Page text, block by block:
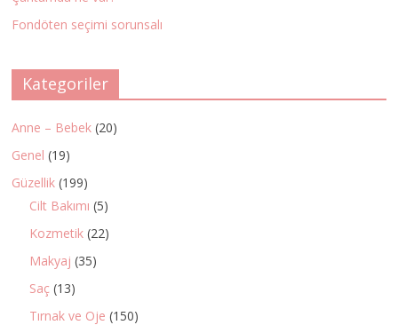
Fondöten seçimi sorunsalı
Kategoriler
Anne – Bebek (20)
Genel (19)
Güzellik (199)
Cilt Bakımı (5)
Kozmetik (22)
Makyaj (35)
Saç (13)
Tırnak ve Oje (150)